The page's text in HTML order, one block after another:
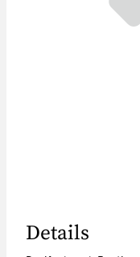
Details